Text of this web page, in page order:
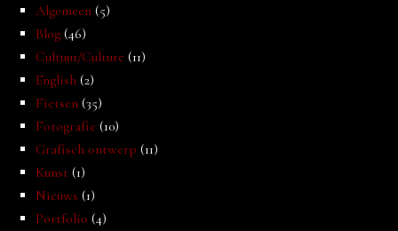
Algemeen (5)
Blog (46)
Cultuur/Culture (11)
English (2)
Fietsen (35)
Fotografie (10)
Grafisch ontwerp (11)
Kunst (1)
Nieuws (1)
Portfolio (4)